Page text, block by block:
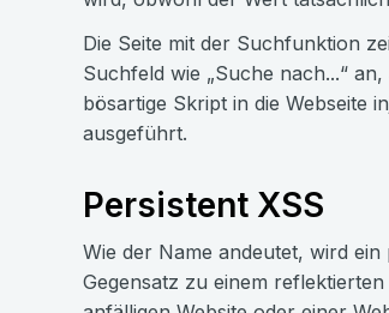
Die Seite mit der Suchfunktion
Suchfeld wie „Suche nach...“
bösartige Skript in die Webseite
ausgeführt.
Persistent XSS
Wie der Name andeutet, wird
Gegensatz zu einem